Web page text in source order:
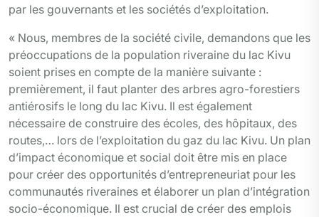
par les gouvernants et les sociétés d’exploitation.
« Nous, membres de la société civile, demandons que les
préoccupations de la population riveraine du lac Kivu
soient prises en compte de la manière suivante :
premièrement, il faut planter des arbres agro-forestiers
antiérosifs le long du lac Kivu. Il est également
nécessaire de construire des écoles, des hôpitaux, des
routes,… lors de l’exploitation du gaz du lac Kivu. Un plan
d’impact économique et social doit être mis en place
pour créer des opportunités d’entrepreneuriat pour les
communautés riveraines et élaborer un plan d’intégration
socio-économique. Il est crucial de créer des emplois